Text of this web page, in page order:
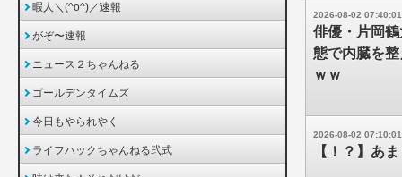
2026-08-02 07:40:01
俳優・片岡
態で内臓を
ｗｗ
2026-08-02 07:10:01
【！？】あ
暇人＼(^o^)／速報
がぞ〜速報
ニュース２ちゃんねる
ゴールデンタイムズ
今日もやられやく
ライフハックちゃんねる弐式